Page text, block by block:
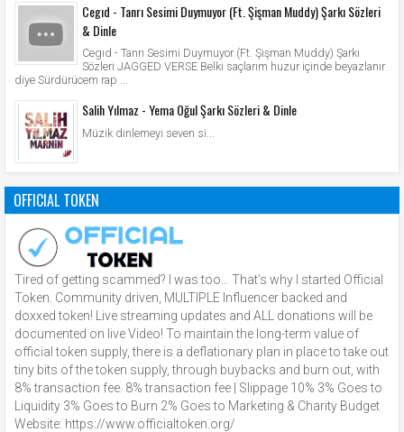
Cegıd - Tanrı Sesimi Duymuyor (Ft. Şişman Muddy) Şarkı Sözleri
& Dinle
Cegıd - Tanrı Sesimi Duymuyor (Ft. Şişman Muddy) Şarkı
Sözleri JAGGED VERSE Belki saçlarım huzur içinde beyazlanır
diye Sürdürücem rap ...
Salih Yılmaz - Yema Oğul Şarkı Sözleri & Dinle
Müzik dinlemeyi seven si...
OFFICIAL TOKEN
Tired of getting scammed? I was too… That’s why I started Official
Token. Community driven, MULTIPLE Influencer backed and
doxxed token! Live streaming updates and ALL donations will be
documented on live Video! To maintain the long-term value of
official token supply, there is a deflationary plan in place to take out
tiny bits of the token supply, through buybacks and burn out, with
8% transaction fee. 8% transaction fee | Slippage 10% 3% Goes to
Liquidity 3% Goes to Burn 2% Goes to Marketing & Charity Budget
Website: https://www.officialtoken.org/